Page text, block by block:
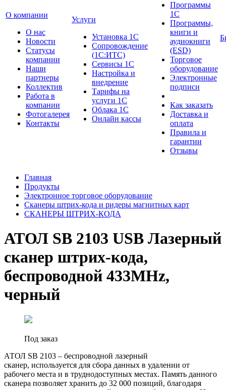
О компании
О нас
Новости
Cтатусы
компании
Наши
партнеры
Коллектив
Работа в
компании
Фотогалерея
Контакты
Услуги
Установка 1С
Сопровождение
(1С:ИТС)
Сервисы 1С
Настройка и
внедрение
Тарифы на
услуги 1С
Облака 1С
Онлайн кассы
Программы
1С
Программы,
книги и
аудиокниги
(ESD)
Торговое
оборудование
Электронные
подписи
Как заказать
Доставка и
оплата
Правила и
гарантии
Отзывы
Главная
Продукты
Электронное торговое оборудование
Сканеры штрих-кода и ридеры магнитных карт
СКАНЕРЫ ШТРИХ-КОДА
АТОЛ SB 2103 USB Лазерный
сканер штрих-кода,
беспроводной 433MHz,
черный
Под заказ
АТОЛ SB 2103 – беспроводной лазерный
сканер, используется для сбора данных в удалении от
рабочего места и в труднодоступных местах. Память данного
сканера позволяет хранить до 32 000 позиций, благодаря